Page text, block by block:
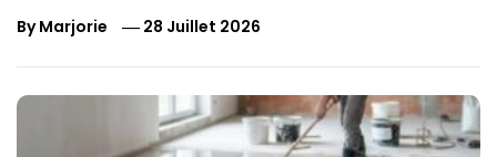
ByMarjorie 28 Juillet 2026